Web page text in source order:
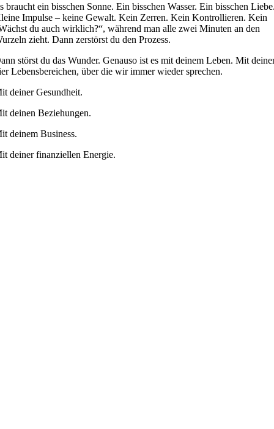
braucht ein bisschen Sonne. Ein bisschen Wasser. Ein bisschen
Impulse – keine Gewalt. Kein Zerren. Kein Kontrollieren. Kein
du auch wirklich?“, während man alle zwei Minuten an den
zieht. Dann zerstörst du den Prozess.
störst du das Wunder. Genauso ist es mit deinem Leben. Mit
Lebensbereichen, über die wir immer wieder sprechen.
deiner Gesundheit.
deinen Beziehungen.
deinem Business.
deiner finanziellen Energie.